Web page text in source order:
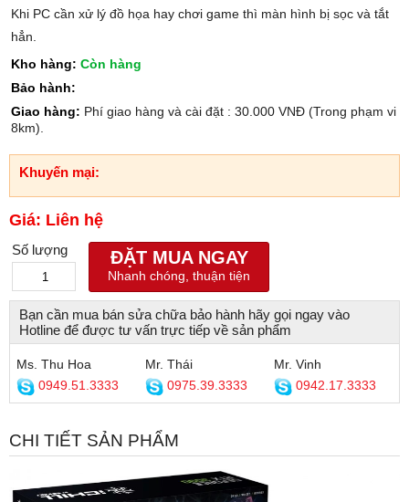
Khi PC cần xử lý đồ họa hay chơi game thì màn hình bị sọc và tắt
hẳn.
Kho hàng: Còn hàng
Bảo hành:
Giao hàng: Phí giao hàng và cài đặt : 30.000 VNĐ (Trong phạm vi
8km).
Khuyến mại:
Giá: Liên hệ
Số lượng ĐẶT MUA NGAY
Nhanh chóng, thuận tiện
Bạn cần mua bán sửa chữa bảo hành hãy gọi ngay vào
Hotline để được tư vấn trực tiếp về sản phẩm
Ms. Thu Hoa
0949.51.3333
Mr. Thái
0975.39.3333
Mr. Vinh
0942.17.3333
CHI TIẾT SẢN PHẨM